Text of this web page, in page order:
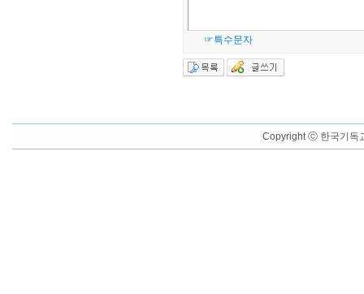
☞특수문자
Copyright ⓒ 한국기독